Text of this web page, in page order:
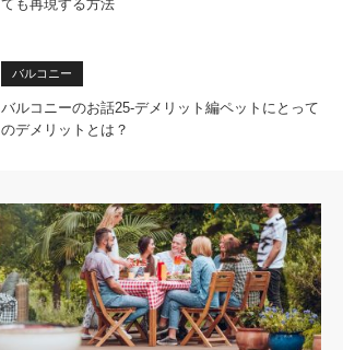
ても再現する方法
バルコニー
バルコニーのお話25-デメリット編ペットにとって
のデメリットとは？